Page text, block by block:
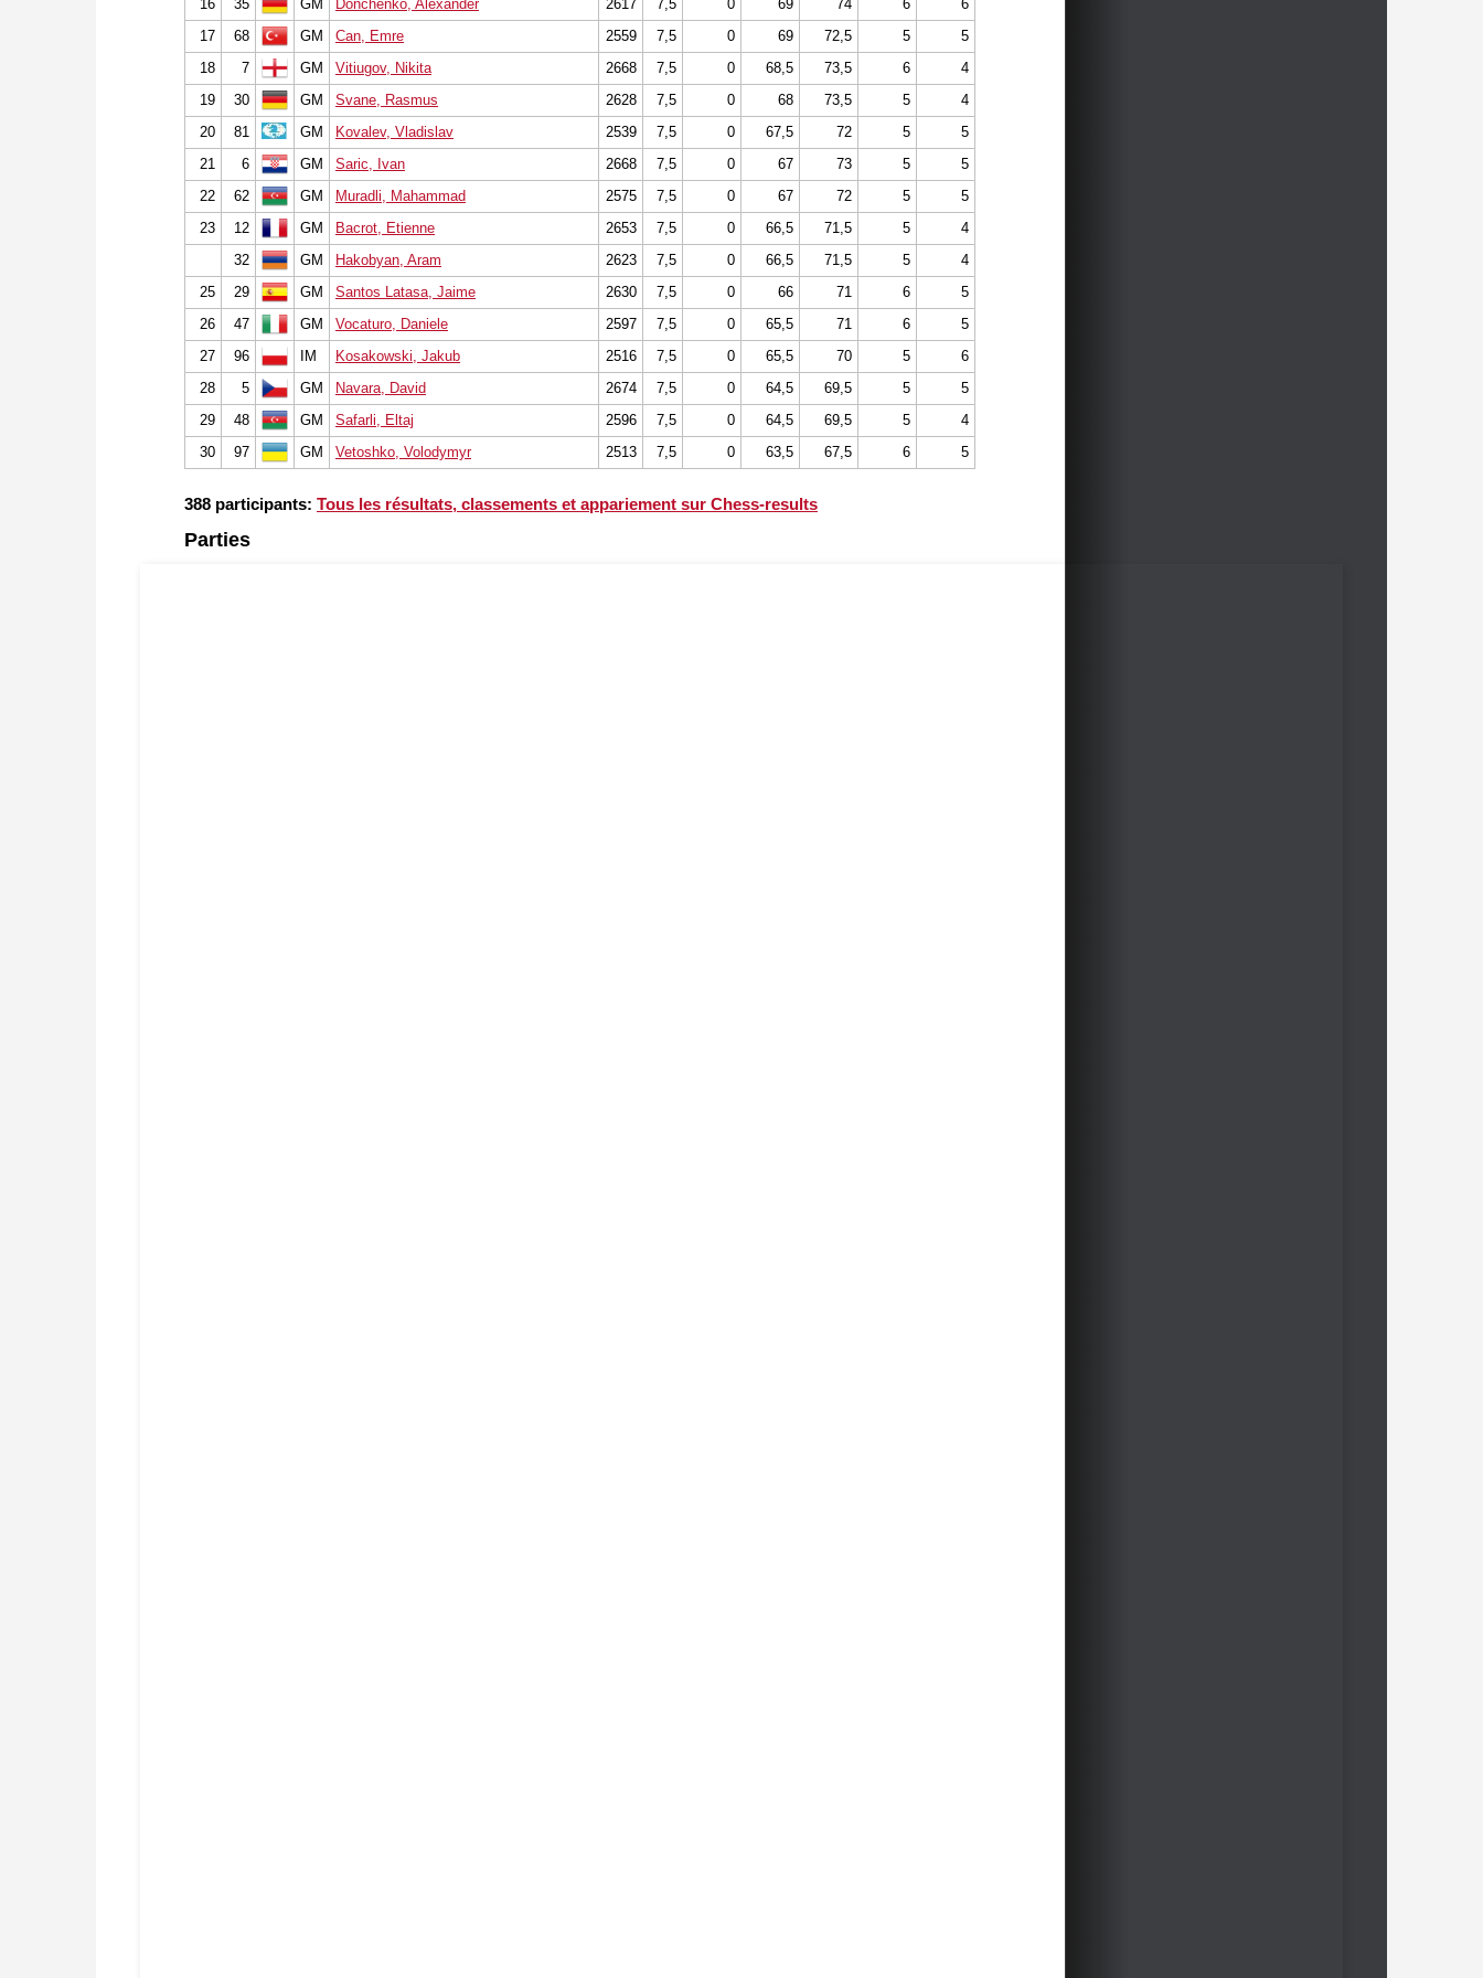
16
35 GM Donchenko, Alexander 2617 7,5 0 69 74 6
6
17
68 GM Can, Emre 2559 7,5 0 69 72,5 5
5
18
7 GM Vitiugov, Nikita 2668 7,5 0 68,5 73,5 6
4
19
30 GM Svane, Rasmus 2628 7,5 0 68 73,5 5
4
20
81 GM Kovalev, Vladislav 2539 7,5 0 67,5 72 5
5
21
6 GM Saric, Ivan 2668 7,5 0 67 73 5
5
22
62 GM Muradli, Mahammad 2575 7,5 0 67 72 5
5
23
12 GM Bacrot, Etienne 2653 7,5 0 66,5 71,5 5
4
32
GM Hakobyan, Aram 2623 7,5 0 66,5 71,5 5
4
25
29 GM Santos Latasa, Jaime 2630 7,5 0 66 71 6
5
26
47 GM Vocaturo, Daniele 2597 7,5 0 65,5 71 6
5
27
96 IM Kosakowski, Jakub 2516 7,5 0 65,5 70 5
6
28
5 GM Navara, David 2674 7,5 0 64,5 69,5 5
5
29
48 GM Safarli, Eltaj 2596 7,5 0 64,5 69,5 5
4
30
97 GM Vetoshko, Volodymyr 2513 7,5 0 63,5 67,5 6 5
388 participants: ​ Tous les résultats, classements et appariement sur Chess-results
Parties